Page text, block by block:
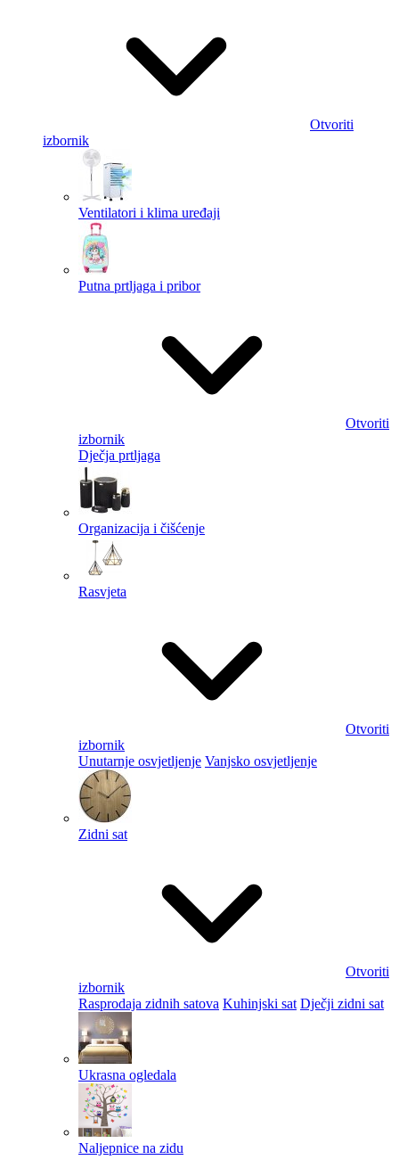
Otvoriti
izbornik
Ventilatori i klima uređaji
Putna prtljaga i pribor
Otvoriti
izbornik
Dječja prtljaga
Organizacija i čišćenje
Rasvjeta
Otvoriti
izbornik
Unutarnje osvjetljenje Vanjsko osvjetljenje
Zidni sat
Otvoriti
izbornik
Rasprodaja zidnih satova Kuhinjski sat Dječji zidni sat
Ukrasna ogledala
Naljepnice na zidu